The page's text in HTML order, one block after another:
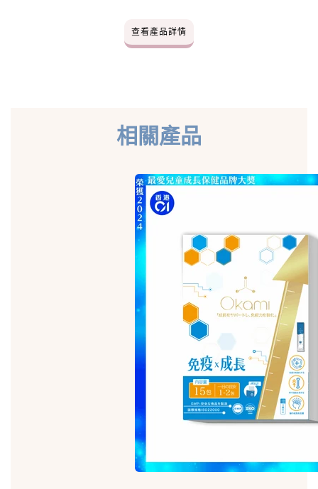
查看產品詳情
相關產品